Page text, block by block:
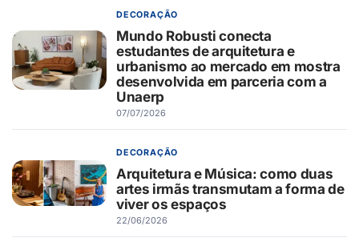
DECORAÇÃO
Mundo Robusti conecta
estudantes de arquitetura e
urbanismo ao mercado em mostra
desenvolvida em parceria com a
Unaerp
07/07/2026
DECORAÇÃO
Arquitetura e Música: como duas
artes irmãs transmutam a forma de
viver os espaços
22/06/2026